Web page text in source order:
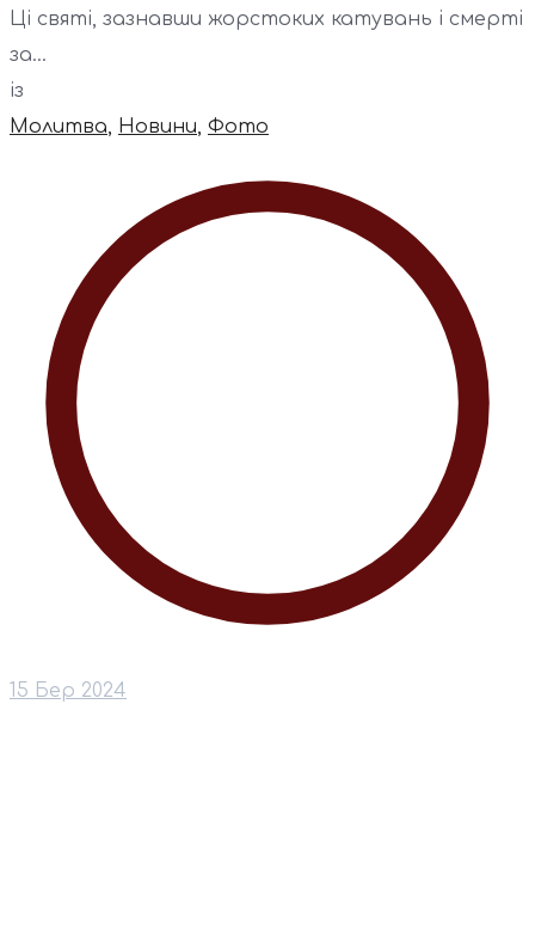
Ці святі, зазнавши жорстоких катувань і смерті
за...
із
Молитва, Новини, Фото
15 Бер 2024